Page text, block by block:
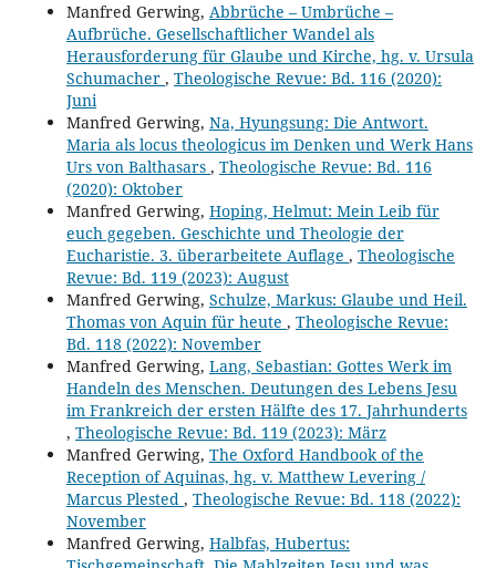
Manfred Gerwing, Abbrüche – Umbrüche –
Aufbrüche. Gesellschaftlicher Wandel als
Herausforderung für Glaube und Kirche, hg. v. Ursula
Schumacher , Theologische Revue: Bd. 116 (2020):
Juni
Manfred Gerwing, Na, Hyungsung: Die Antwort.
Maria als locus theologicus im Denken und Werk Hans
Urs von Balthasars , Theologische Revue: Bd. 116
(2020): Oktober
Manfred Gerwing, Hoping, Helmut: Mein Leib für
euch gegeben. Geschichte und Theologie der
Eucharistie. 3. überarbeitete Auflage , Theologische
Revue: Bd. 119 (2023): August
Manfred Gerwing, Schulze, Markus: Glaube und Heil.
Thomas von Aquin für heute , Theologische Revue:
Bd. 118 (2022): November
Manfred Gerwing, Lang, Sebastian: Gottes Werk im
Handeln des Menschen. Deutungen des Lebens Jesu
im Frankreich der ersten Hälfte des 17. Jahrhunderts
, Theologische Revue: Bd. 119 (2023): März
Manfred Gerwing, The Oxford Handbook of the
Reception of Aquinas, hg. v. Matthew Levering /
Marcus Plested , Theologische Revue: Bd. 118 (2022):
November
Manfred Gerwing, Halbfas, Hubertus: